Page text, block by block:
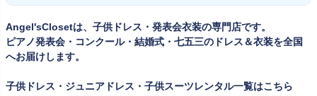
何よりお子様を輝かせます。レンタルなら、その時のジャストサイ
ズを遠慮なく選べるのが最大のメリット。胸囲・身丈の正しい測り
Angel'sClosetは、子供ドレス・発表会衣装の専門店です。
ピアノ発表会・コンクール・結婚式・七五三のドレス＆衣装を全国
へお届けします。
子供ドレス・ジュニアドレス・子供スーツレンタル一覧はこちら